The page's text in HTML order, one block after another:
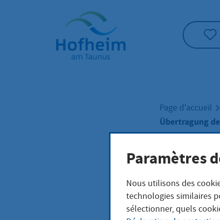
Accueil"
Page d'accueil
Übertragung
Paramètres
Nous utilisons des
technologies similaires
sélectionner, quels